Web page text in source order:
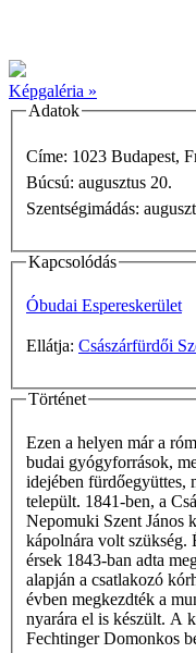
Képgaléria »
Adatok
Címe: 1023 Budapest,
Búcsú: augusztus 20.
Kapcsolódás
Óbudai Espereskerület
Ellátja: Császárfürdői
Történet
Ezen a helyen már a
budai gyógyforrások,
idejében fürdőegyüttes,
települt. 1841-ben, a
Nepomuki Szent János
kápolnára volt szükség.
érsek 1843-ban adta
alapján a csatlakozó
évben megkezdték a
nyarára el is készült. A
Fechtinger Domonkos